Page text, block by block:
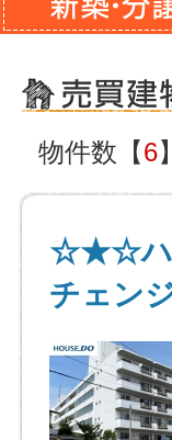
物件数【6
☆★☆ハ
チェン